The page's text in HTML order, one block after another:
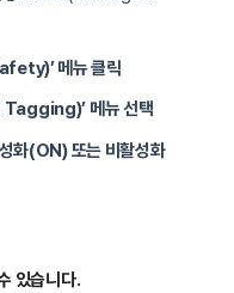
메뉴 클릭
메뉴 선택
화(ON) 또는 비활성화
있습니다.